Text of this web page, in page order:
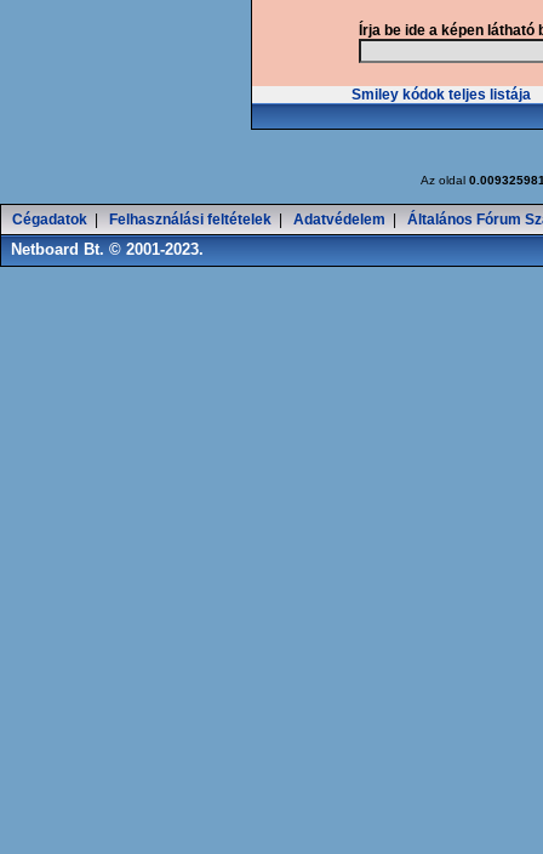
Írja be ide a képen látható
Smiley kódok teljes listája
Az oldal
Cégadatok Felhasználási feltételek Adatvédelem Általános Fórum
Netboard Bt. © 2001-2023.